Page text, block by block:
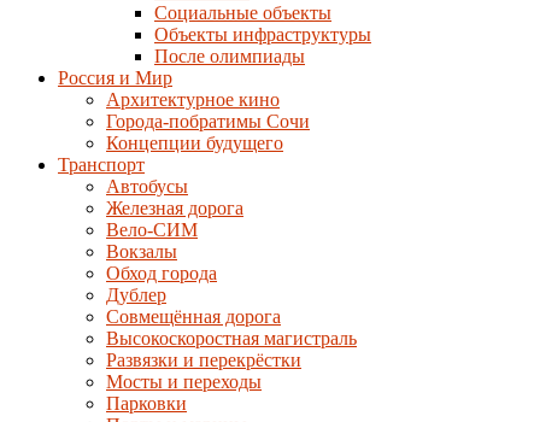
Социальные объекты
Объекты инфраструктуры
После олимпиады
Россия и Мир
Архитектурное кино
Города-побратимы Сочи
Концепции будущего
Транспорт
Автобусы
Железная дорога
Вело-СИМ
Вокзалы
Обход города
Дублер
Совмещённая дорога
Высокоскоростная магистраль
Развязки и перекрёстки
Мосты и переходы
Парковки